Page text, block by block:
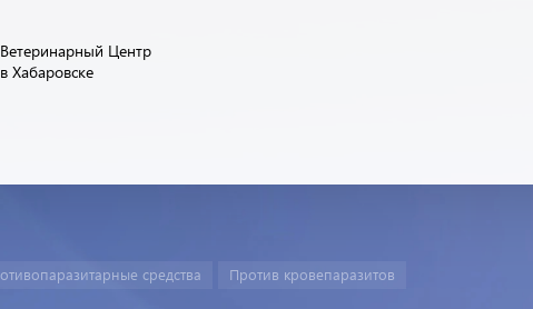
Ветеринарный Центр
в Хабаровске
средства Против кровепаразитов